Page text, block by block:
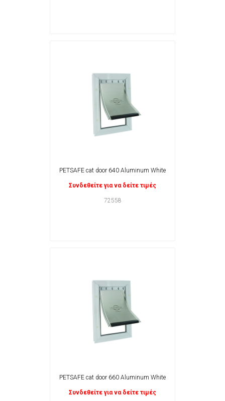
PETSAFE cat door 640 Aluminum White
Συνδεθείτε για να δείτε τιμές
72558
PETSAFE cat door 660 Aluminum White
Συνδεθείτε για να δείτε τιμές